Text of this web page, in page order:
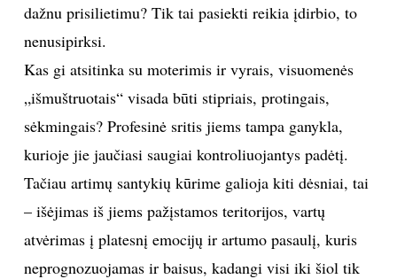
dažnu prisilietimu? Tik tai pasiekti reikia įdirbio, to
nenusipirksi.
Kas gi atsitinka su moterimis ir vyrais, visuomenės
„išmuštruotais“ visada būti stipriais, protingais,
sėkmingais? Profesinė sritis jiems tampa ganykla,
kurioje jie jaučiasi saugiai kontroliuojantys padėtį.
Tačiau artimų santykių kūrime galioja kiti dėsniai, tai
– išėjimas iš jiems pažįstamos teritorijos, vartų
atvėrimas į platesnį emocijų ir artumo pasaulį, kuris
neprognozuojamas ir baisus, kadangi visi iki šiol tik